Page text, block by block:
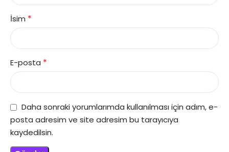
İsim *
E-posta *
Daha sonraki yorumlarımda kullanılması için adım, e-
posta adresim ve site adresim bu tarayıcıya
kaydedilsin.